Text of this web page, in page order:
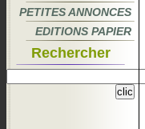
PETITES ANNONCES
EDITIONS PAPIER
Rechercher